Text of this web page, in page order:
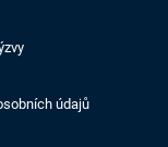
údajů